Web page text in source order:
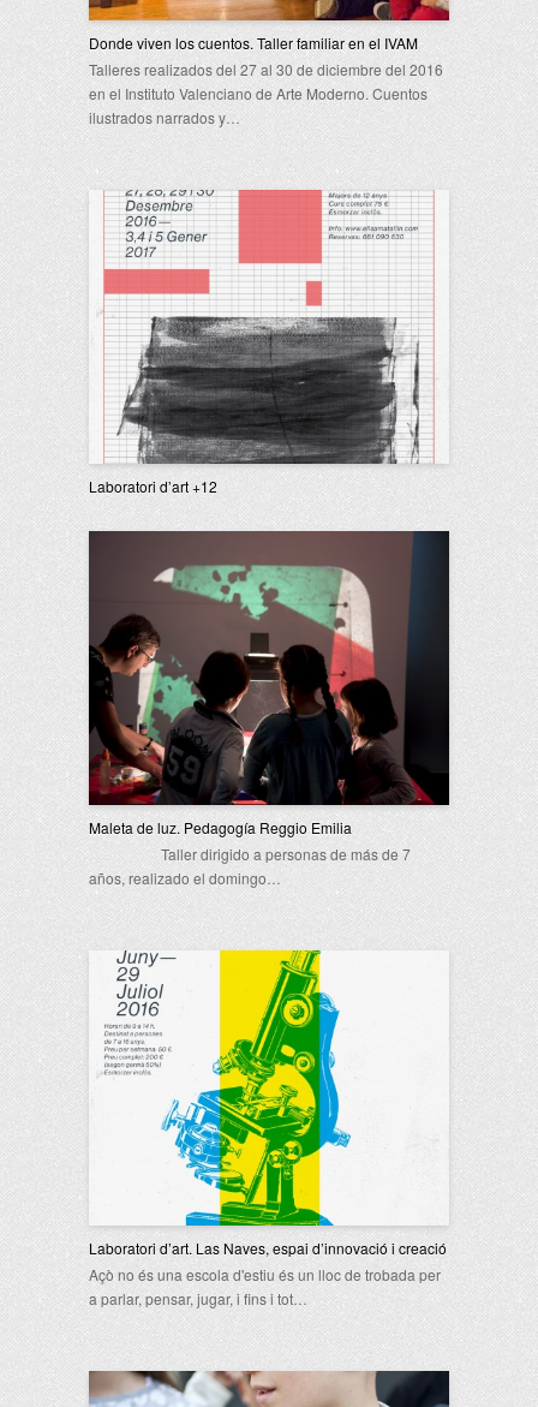
Donde viven los cuentos. Taller familiar en el IVAM
Talleres realizados del 27 al 30 de diciembre del 2016
en el Instituto Valenciano de Arte Moderno. Cuentos
ilustrados narrados y…
Laboratori d’art +12
Maleta de luz. Pedagogía Reggio Emilia
Taller dirigido a personas de más de 7
años, realizado el domingo…
Laboratori d’art. Las Naves, espai d’innovació i creació
Açò no és una escola d'estiu és un lloc de trobada per
a parlar, pensar, jugar, i fins i tot…